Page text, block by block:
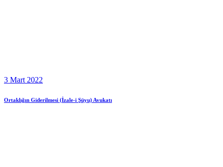
3 Mart 2022
Ortaklığın Giderilmesi (İzale-i Şüyu) Avukatı